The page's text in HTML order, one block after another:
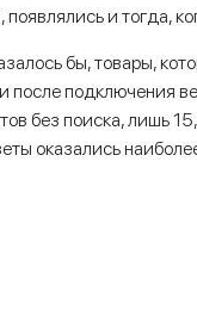
и тогда,
бы, товары,
подключения
без поиска, лишь
оказались